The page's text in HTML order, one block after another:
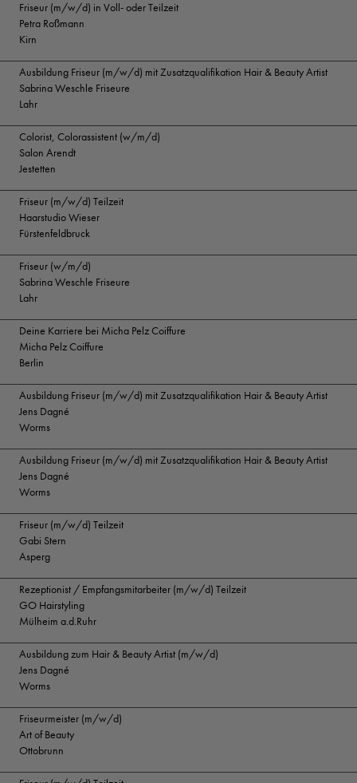
Friseur (m/w/d) in Voll- oder Teilzeit
Petra Roßmann
Kirn
Ausbildung Friseur (m/w/d) mit Zusatzqualifikation Hair & Beauty Artist
Sabrina Weschle Friseure
Lahr
Colorist, Colorassistent (w/m/d)
Salon Arendt
Jestetten
Friseur (m/w/d) Teilzeit
Haarstudio Wieser
Fürstenfeldbruck
Friseur (w/m/d)
Sabrina Weschle Friseure
Lahr
Deine Karriere bei Micha Pelz Coiffure
Micha Pelz Coiffure
Berlin
Ausbildung Friseur (m/w/d) mit Zusatzqualifikation Hair & Beauty Artist
Jens Dagné
Worms
Ausbildung Friseur (m/w/d) mit Zusatzqualifikation Hair & Beauty Artist
Jens Dagné
Worms
Friseur (m/w/d) Teilzeit
Gabi Stern
Asperg
Rezeptionist / Empfangsmitarbeiter (m/w/d) Teilzeit
GO Hairstyling
Mülheim a.d.Ruhr
Ausbildung zum Hair & Beauty Artist (m/w/d)
Jens Dagné
Worms
Friseurmeister (m/w/d)
Art of Beauty
Ottobrunn